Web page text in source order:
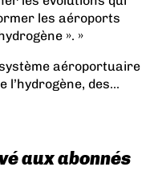
les aéroports
». »
aéroportuaire
des...
aux abonnés